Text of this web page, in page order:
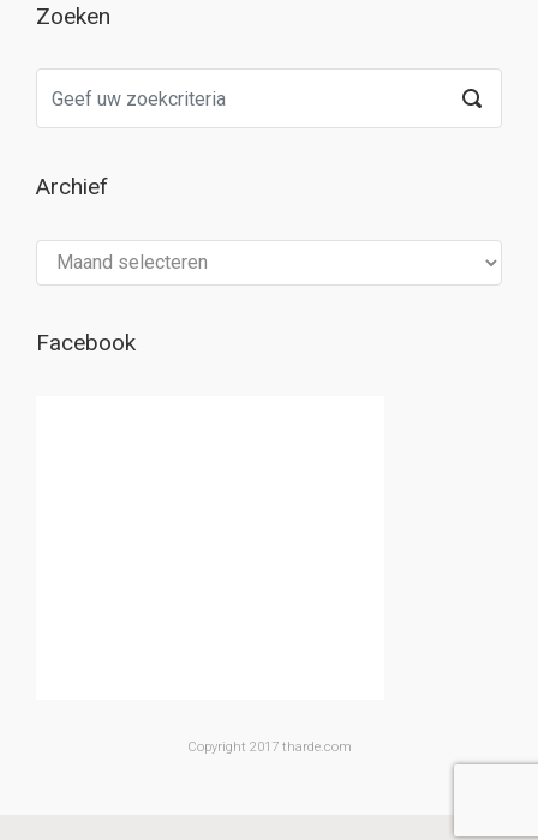
Zoeken
Archief
Facebook
Copyright 2017 tharde.com